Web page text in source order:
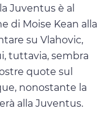
Juventus è al
di Moise Kean alla
su Vlahovic,
tuttavia, sembra
quote sul
nonostante la
alla Juventus.